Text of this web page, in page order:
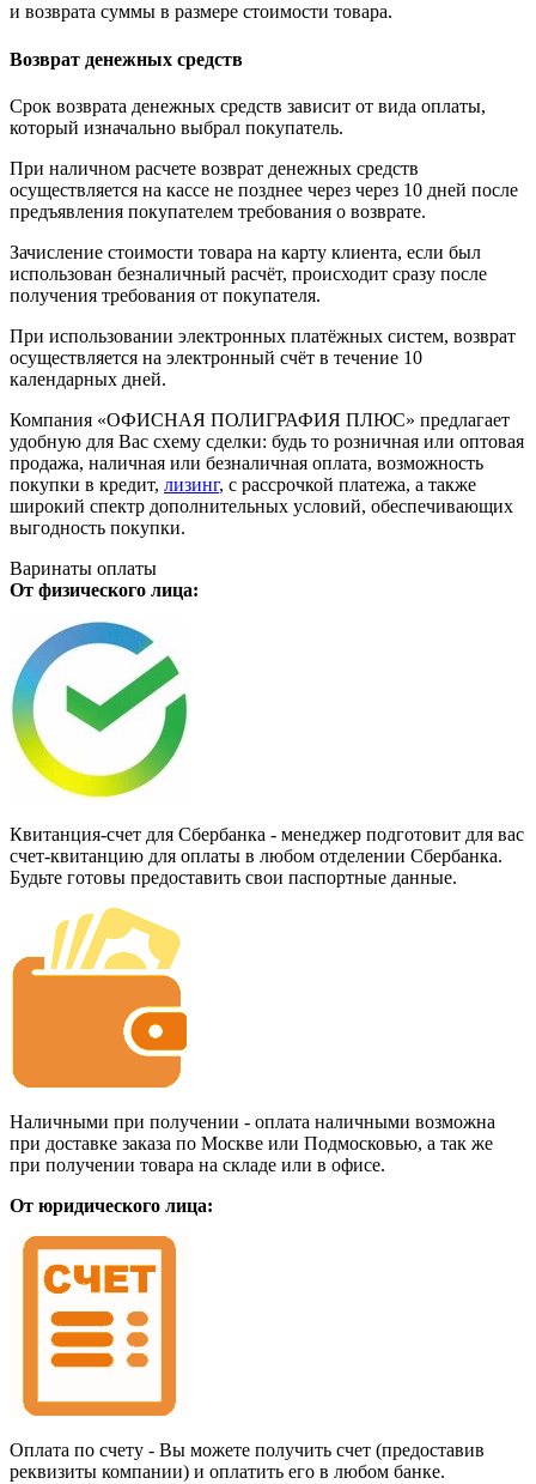
и возврата суммы в размере стоимости товара.
Возврат денежных средств
Срок возврата денежных средств зависит от вида оплаты,
который изначально выбрал покупатель.
При наличном расчете возврат денежных средств
осуществляется на кассе не позднее через через 10 дней после
предъявления покупателем требования о возврате.
Зачисление стоимости товара на карту клиента, если был
использован безналичный расчёт, происходит сразу после
получения требования от покупателя.
При использовании электронных платёжных систем, возврат
осуществляется на электронный счёт в течение 10
календарных дней.
Компания «ОФИСНАЯ ПОЛИГРАФИЯ ПЛЮС» предлагает
удобную для Вас схему сделки: будь то розничная или оптовая
продажа, наличная или безналичная оплата, возможность
покупки в кредит, лизинг, с рассрочкой платежа, а также
широкий спектр дополнительных условий, обеспечивающих
выгодность покупки.
Варинаты оплаты
От физического лица:
Квитанция-счет для Сбербанка - менеджер подготовит для вас
счет-квитанцию для оплаты в любом отделении Сбербанка.
Будьте готовы предоставить свои паспортные данные.
Наличными при получении - оплата наличными возможна
при доставке заказа по Москве или Подмосковью, а так же
при получении товара на складе или в офисе.
От юридического лица:
Оплата по счету - Вы можете получить счет (предоставив
реквизиты компании) и оплатить его в любом банке.